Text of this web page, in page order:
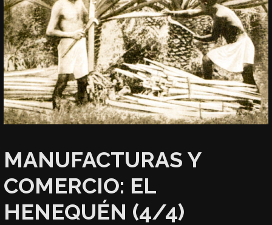
MANUFACTURAS Y
COMERCIO: EL
HENEQUÉN (4/4)